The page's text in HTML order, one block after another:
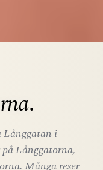
.
Långgatan i
Långgatorna,
Många reser